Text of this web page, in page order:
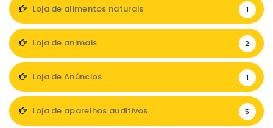
Loja de alimentos naturais 1
Loja de animais 2
Loja de Anúncios 1
Loja de aparelhos auditivos 5